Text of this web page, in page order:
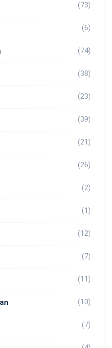
(73)
(6)
(74)
(38)
(23)
(39)
(21)
(26)
(2)
(1)
(12)
(7)
(11)
(10)
(7)